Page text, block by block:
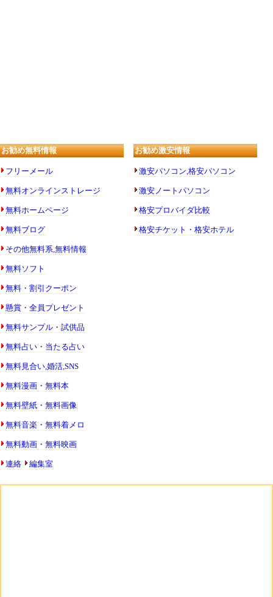
お勧め無料情報
フリーメール
無料オンラインストレージ
無料ホームページ
無料ブログ
その他無料系,無料情報
無料ソフト
無料・割引クーポン
懸賞・全員プレゼント
無料サンプル・試供品
無料占い・当たる占い
無料見合い,婚活,SNS
無料漫画・無料本
無料壁紙・無料画像
無料音楽・無料着メロ
無料動画・無料映画
お勧め激安情報
激安パソコン,格安パソコン
激安ノートパソコン
格安プロバイダ比較
格安チケット・格安ホテル
連絡 編集室